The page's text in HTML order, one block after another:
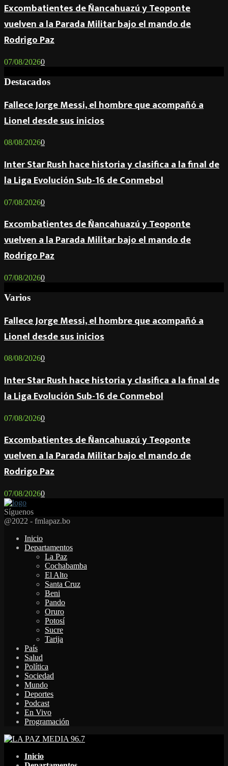
Excombatientes de Ñancahuazú y Teoponte
vuelven a la Parada Militar bajo el mando de
Rodrigo Paz
07/08/20260
Destacados
Fallece Jorge Messi, el hombre que acompañó a
Lionel desde sus inicios
08/08/20260
Inter Star Rush hace historia y clasifica a la final de
la Liga Evolución Sub-16 de Conmebol
07/08/20260
Excombatientes de Ñancahuazú y Teoponte
vuelven a la Parada Militar bajo el mando de
Rodrigo Paz
07/08/20260
Varios
Fallece Jorge Messi, el hombre que acompañó a
Lionel desde sus inicios
08/08/20260
Inter Star Rush hace historia y clasifica a la final de
la Liga Evolución Sub-16 de Conmebol
07/08/20260
Excombatientes de Ñancahuazú y Teoponte
vuelven a la Parada Militar bajo el mando de
Rodrigo Paz
07/08/20260
Síguenos
Facebook
Twitter
Instagram
Youtube
Email
Twitch
Whatsapp
@2022 - fmlapaz.bo
Inicio
Departamentos
La Paz
Cochabamba
El Alto
Santa Cruz
Beni
Pando
Oruro
Potosí
Sucre
Tarija
País
Salud
Política
Sociedad
Mundo
Deportes
Podcast
En Vivo
Programación
Inicio